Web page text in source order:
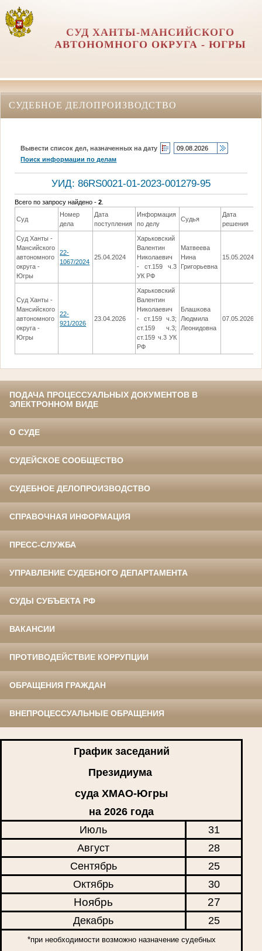
СУД ХАНТЫ-МАНСИЙСКОГО
АВТОНОМНОГО ОКРУГА - ЮГРЫ
СУДЕБНОЕ ДЕЛОПРОИЗВОДСТВО
Вывести список дел, назначенных на дату
Поиск информации по делам
УИД: 86RS0021-01-2023-001279-95
Всего по запросу найдено -2
Суд
Номер
дела
Дата
поступления
Информация
по делу
Судья
Дата
решения
Суд Ханты -
Мансийского
автономного
округа -
Югры
22-
1067/2024
25.04.2024
Харьковский
Валентин
Николаевич
- ст.159 ч.3
УК РФ
Матвеева
Нина
Григорьевна
15.05.2024
Суд Ханты -
Мансийского
автономного
округа -
Югры
22-
921/2026
23.04.2026
Харьковский
Валентин
Николаевич
- ст.159 ч.3;
ст.159 ч.3;
ст.159 ч.3 УК
РФ
Блашкова
Людмила
Леонидовна
07.05.2026
ПОДАЧА ПРОЦЕССУАЛЬНЫХ ДОКУМЕНТОВ В
ЭЛЕКТРОННОМ ВИДЕ
О СУДЕ
СУДЕЙСКОЕ СООБЩЕСТВО
СУДЕБНОЕ ДЕЛОПРОИЗВОДСТВО
СПРАВОЧНАЯ ИНФОРМАЦИЯ
ПРЕСС-СЛУЖБА
УПРАВЛЕНИЕ СУДЕБНОГО ДЕПАРТАМЕНТА
СУДЫ СУБЪЕКТА РФ
ВАКАНСИИ
ПРОТИВОДЕЙСТВИЕ КОРРУПЦИИ
ОБРАЩЕНИЯ ГРАЖДАН
ВНЕПРОЦЕССУАЛЬНЫЕ ОБРАЩЕНИЯ
График заседаний
Президиума
суда ХМАО-Югры
на 2026 года
Июль
31
Август
28
Сентябрь
25
Октябрь
30
Ноябрь 27
Декабрь 25
*при необходимости возможно назначение судебных